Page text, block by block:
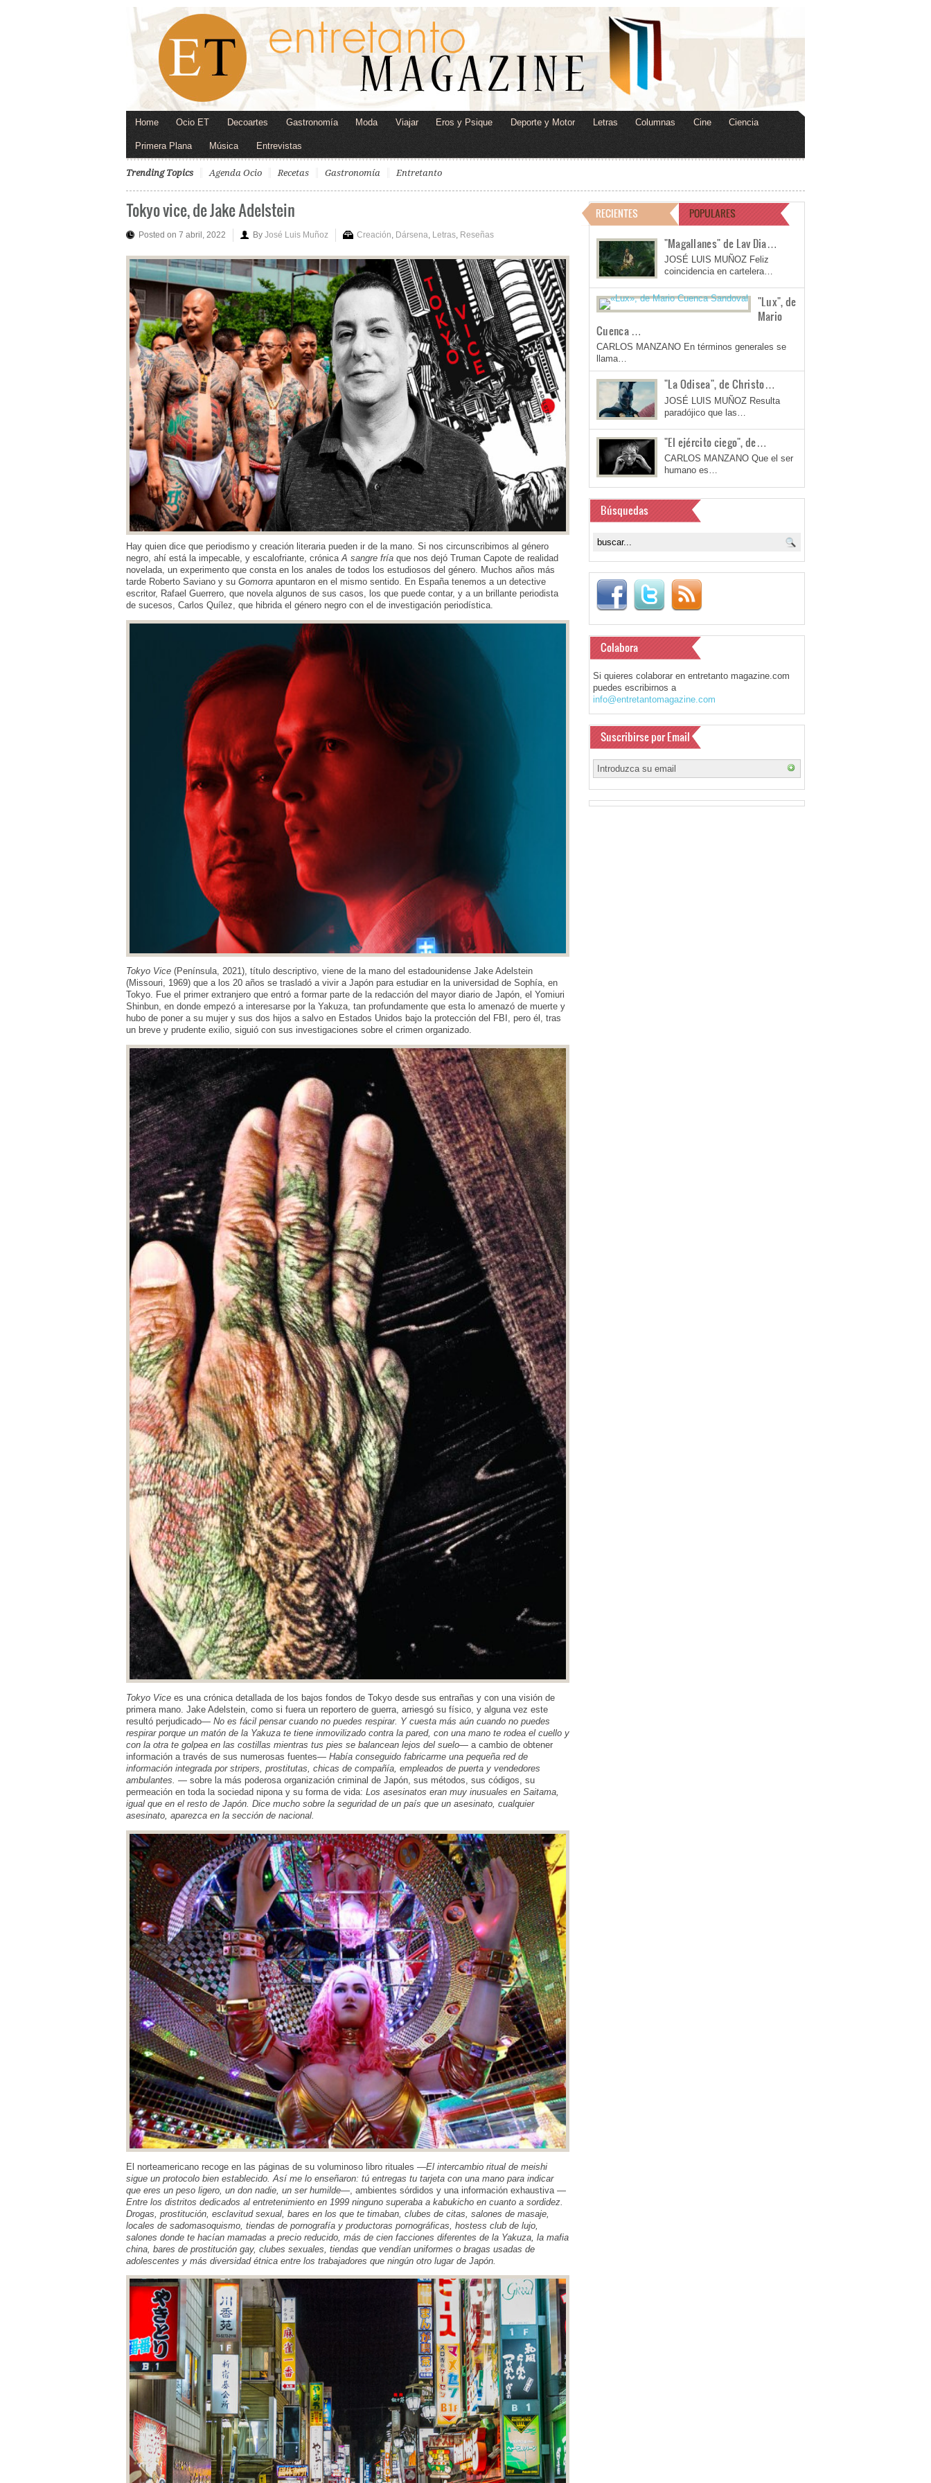
Home Ocio ET Decoartes Gastronomía Moda Viajar Eros y Psique Deporte y Motor Letras Columnas Cine Ciencia
Primera Plana Música Entrevistas
Trending Topics Agenda Ocio Recetas Gastronomía Entretanto
Tokyo vice, de Jake Adelstein
Posted on 7 abril, 2022 By José Luis Muñoz Creación Dársena Letras Reseñas
Hay quien dice que periodismo y creación literaria pueden ir de la mano. Si nos circunscribimos al género
negro, ahí está la impecable, y escalofriante, crónica A sangre fría que nos dejó Truman Capote de realidad
novelada, un experimento que consta en los anales de todos los estudiosos del género. Muchos años más
tarde Roberto Saviano y su Gomorra apuntaron en el mismo sentido. En España tenemos a un detective
escritor, Rafael Guerrero, que novela algunos de sus casos, los que puede contar, y a un brillante periodista
de sucesos, Carlos Quílez, que hibrida el género negro con el de investigación periodística.
Tokyo Vice (Península, 2021), título descriptivo, viene de la mano del estadounidense Jake Adelstein
(Missouri, 1969) que a los 20 años se trasladó a vivir a Japón para estudiar en la universidad de Sophía, en
Tokyo. Fue el primer extranjero que entró a formar parte de la redacción del mayor diario de Japón, el Yomiuri
Shinbun, en donde empezó a interesarse por la Yakuza, tan profundamente que esta lo amenazó de muerte y
hubo de poner a su mujer y sus dos hijos a salvo en Estados Unidos bajo la protección del FBI, pero él, tras
un breve y prudente exilio, siguió con sus investigaciones sobre el crimen organizado.
Tokyo Vice es una crónica detallada de los bajos fondos de Tokyo desde sus entrañas y con una visión de
primera mano. Jake Adelstein, como si fuera un reportero de guerra, arriesgó su físico, y alguna vez este
resultó perjudicado— No es fácil pensar cuando no puedes respirar. Y cuesta más aún cuando no puedes
respirar porque un matón de la Yakuza te tiene inmovilizado contra la pared, con una mano te rodea el cuello y
con la otra te golpea en las costillas mientras tus pies se balancean lejos del suelo— a cambio de obtener
información a través de sus numerosas fuentes— Había conseguido fabricarme una pequeña red de
información integrada por stripers, prostitutas, chicas de compañía, empleados de puerta y vendedores
ambulantes. — sobre la más poderosa organización criminal de Japón, sus métodos, sus códigos, su
permeación en toda la sociedad nipona y su forma de vida: Los asesinatos eran muy inusuales en Saitama,
igual que en el resto de Japón. Dice mucho sobre la seguridad de un país que un asesinato, cualquier
asesinato, aparezca en la sección de nacional.
El norteamericano recoge en las páginas de su voluminoso libro rituales —El intercambio ritual de meishi
sigue un protocolo bien establecido. Así me lo enseñaron: tú entregas tu tarjeta con una mano para indicar
que eres un peso ligero, un don nadie, un ser humilde—, ambientes sórdidos y una información exhaustiva —
Entre los distritos dedicados al entretenimiento en 1999 ninguno superaba a kabukicho en cuanto a sordidez.
Drogas, prostitución, esclavitud sexual, bares en los que te timaban, clubes de citas, salones de masaje,
locales de sadomasoquismo, tiendas de pornografía y productoras pornográficas, hostess club de lujo,
salones donde te hacían mamadas a precio reducido, más de cien facciones diferentes de la Yakuza, la mafia
china, bares de prostitución gay, clubes sexuales, tiendas que vendían uniformes o bragas usadas de
adolescentes y más diversidad étnica entre los trabajadores que ningún otro lugar de Japón.
RECIENTES POPULARES
"Magallanes" de Lav Dia…
JOSÉ LUIS MUÑOZ Feliz
coincidencia en cartelera…
"Lux", de
Mario
Cuenca …
CARLOS MANZANO En términos generales se
llama…
"La Odisea", de Christo…
JOSÉ LUIS MUÑOZ Resulta
paradójico que las…
"El ejército ciego", de…
CARLOS MANZANO Que el ser
humano es…
Búsquedas
Colabora
Si quieres colaborar en entretanto magazine.com
puedes escribirnos a
info@entretantomagazine.com
Suscribirse por Email